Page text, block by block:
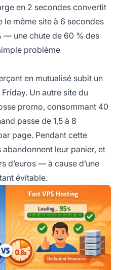
en 2 secondes convertit
le même site à 6 secondes
— une chute de 60 % des
problème
en mutualisé subit un
Un autre site du
promo, consommant 40
passe de 1,5 à 8
page. Pendant cette
leur panier, et
d’euros — à cause d’une
évitable.